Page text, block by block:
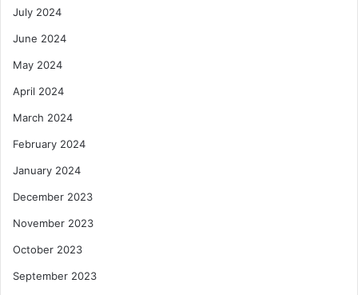
July 2024
June 2024
May 2024
April 2024
March 2024
February 2024
January 2024
December 2023
November 2023
October 2023
September 2023